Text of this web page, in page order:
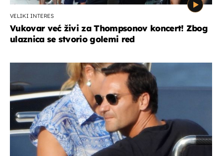
VELIKI INTERES
Vukovar već živi za Thompsonov koncert! Zbog
ulaznica se stvorio golemi red